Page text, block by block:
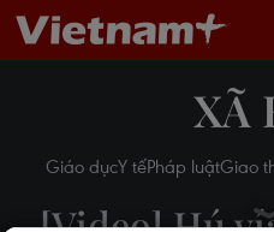
XÃ
Giáo dụcY tếPháp luậtGiao